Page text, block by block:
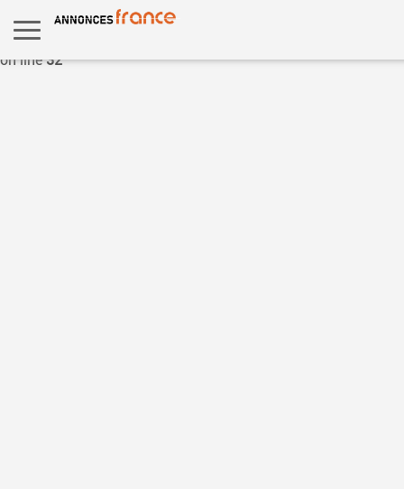
Warning : Undefined variable $multiple_lang in
/home/snappri1/public_html/annoncesfrance.com/template/
on line32